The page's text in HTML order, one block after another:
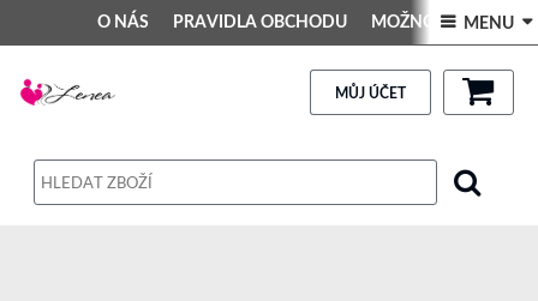
O NÁS PRAVIDLA OBCHODU MOŽNOSTI PLATBY
DEKORACE DO INTERIÉRU Kontakt GALERIE
 MENU 
MŮJ ÚČET